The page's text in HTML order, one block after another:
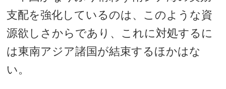
支配を強化しているのは、このような資
源欲しさからであり、これに対処するに
は東南アジア諸国が結束するほかはな
い。